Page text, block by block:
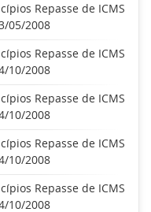
Repasse de ICMS
05/2008
Repasse de ICMS
10/2008
Repasse de ICMS
10/2008
Repasse de ICMS
10/2008
Repasse de ICMS
10/2008